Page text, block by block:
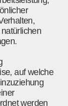
auf welche
werden